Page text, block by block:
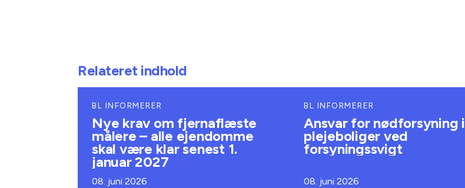
Relateret indhold
BL INFORMERER
Nye krav om fjernaflæste
målere – alle ejendomme
skal være klar senest 1.
januar 2027
08. juni 2026
BL INFORMERER
Ansvar for nødforsyning i
plejeboliger ved
forsyningssvigt
08. juni 2026